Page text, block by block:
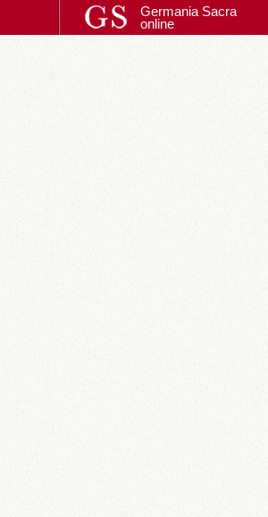
Germania Sacra
online